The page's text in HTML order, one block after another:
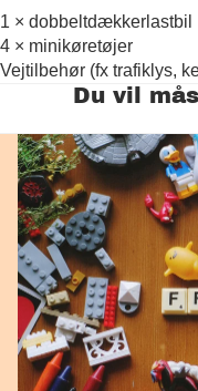
1 × dobbelt­dækkerlastbil
4 × minikøretøjer
Vejtilbehør (fx trafiklys,
Du vil